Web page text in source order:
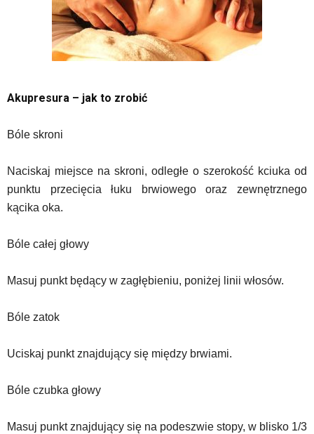
Akupresura – jak to zrobić
Bóle skroni
Naciskaj miejsce na skroni, odległe o szerokość kciuka od
punktu przecięcia łuku brwiowego oraz zewnętrznego
kącika oka.
Bóle całej głowy
Masuj punkt będący w zagłębieniu, poniżej linii włosów.
Bóle zatok
Uciskaj punkt znajdujący się między brwiami.
Bóle czubka głowy
Masuj punkt znajdujący się na podeszwie stopy, w blisko 1/3